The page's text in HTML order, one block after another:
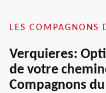
LES COMPAGNONS
Verquieres:
de votre
Compagnons